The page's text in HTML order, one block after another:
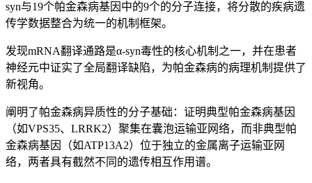
syn与19个帕金森病基因中的9个的分子连接，将分散的疾病遗
传学数据整合为统一的机制框架。
发现mRNA翻译通路是α-syn毒性的核心机制之一，并在患者
神经元中证实了全局翻译缺陷，为帕金森病的病理机制提供了
新视角。
阐明了帕金森病异质性的分子基础：证明典型帕金森病基因
（如VPS35、LRRK2）聚集在囊泡运输亚网络，而非典型帕
金森病基因（如ATP13A2）位于独立的金属离子运输亚网
络，两者具有截然不同的遗传相互作用谱。